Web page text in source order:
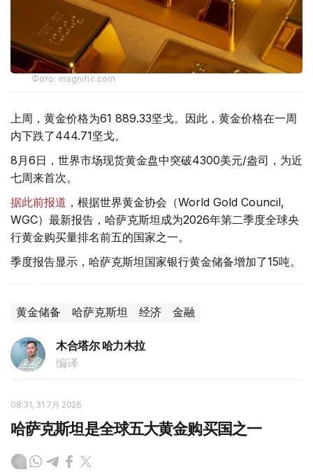
Фото: magnific.com
上周，黄金价格为61 889.33坚戈。因此，黄金价格在一周
内下跌了444.71坚戈。
8月6日，世界市场现货黄金盘中突破4300美元/盎司，为近
七周来首次。
据此前报道 ，根据世界黄金协会（World Gold Council,
WGC）最新报告，哈萨克斯坦成为2026年第二季度全球央
行黄金购买量排名前五的国家之一。
季度报告显示，哈萨克斯坦国家银行黄金储备增加了15吨。
黄金储备 哈萨克斯坦 经济 金融
木合塔尔 哈力木拉
编译
08:31, 31 7月 2026
哈萨克斯坦是全球五大黄金购买国之一